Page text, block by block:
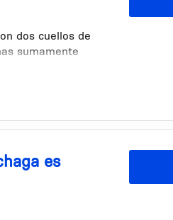
dos cuellos de
sumamente
cuales ya han
es